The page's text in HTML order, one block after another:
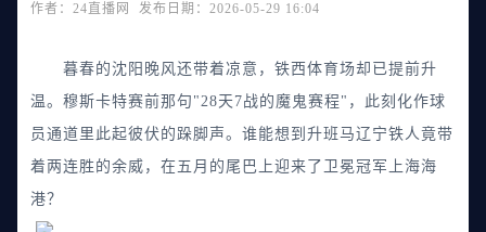
作者：24直播网 发布日期：2026-05-29 16:04
暮春的沈阳晚风还带着凉意，铁西体育场却已提前升
温。穆斯卡特赛前那句"28天7战的魔鬼赛程"，此刻化作球
员通道里此起彼伏的跺脚声。谁能想到升班马辽宁铁人竟带
着两连胜的余威，在五月的尾巴上迎来了卫冕冠军上海海
港？